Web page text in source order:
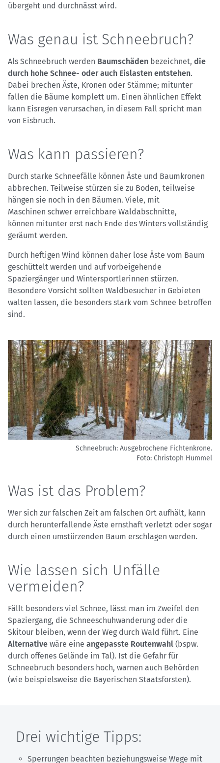
übergeht und durchnässt wird.
Was genau ist Schneebruch?
Als Schneebruch werden Baumschäden bezeichnet, die
durch hohe Schnee- oder auch Eislasten entstehen.
Dabei brechen Äste, Kronen oder Stämme; mitunter
fallen die Bäume komplett um. Einen ähnlichen Effekt
kann Eisregen verursachen, in diesem Fall spricht man
von Eisbruch.
Was kann passieren?
Durch starke Schneefälle können Äste und Baumkronen
abbrechen. Teilweise stürzen sie zu Boden, teilweise
hängen sie noch in den Bäumen. Viele, mit
Maschinen schwer erreichbare Waldabschnitte,
können mitunter erst nach Ende des Winters vollständig
geräumt werden.
Durch heftigen Wind können daher lose Äste vom Baum
geschüttelt werden und auf vorbeigehende
Spaziergänger und Wintersportlerinnen stürzen.
Besondere Vorsicht sollten Waldbesucher in Gebieten
walten lassen, die besonders stark vom Schnee betroffen
sind.
Schneebruch: Ausgebrochene Fichtenkrone.
Foto: Christoph Hummel
Was ist das Problem?
Wer sich zur falschen Zeit am falschen Ort aufhält, kann
durch herunterfallende Äste ernsthaft verletzt oder sogar
durch einen umstürzenden Baum erschlagen werden.
Wie lassen sich Unfälle
vermeiden?
Fällt besonders viel Schnee, lässt man im Zweifel den
Spaziergang, die Schneeschuhwanderung oder die
Skitour bleiben, wenn der Weg durch Wald führt. Eine
Alternative wäre eine angepasste Routenwahl (bspw.
durch offenes Gelände im Tal). Ist die Gefahr für
Schneebruch besonders hoch, warnen auch Behörden
(wie beispielsweise die Bayerischen Staatsforsten).
Drei wichtige Tipps:
Sperrungen beachten beziehungsweise Wege mit